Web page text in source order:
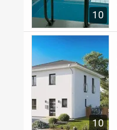
10
10